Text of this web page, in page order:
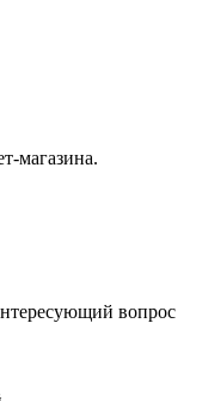
магазина.
вопрос